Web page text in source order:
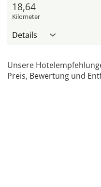
18,64
Kilometer
Details
Unsere
Preis, Bewertung und